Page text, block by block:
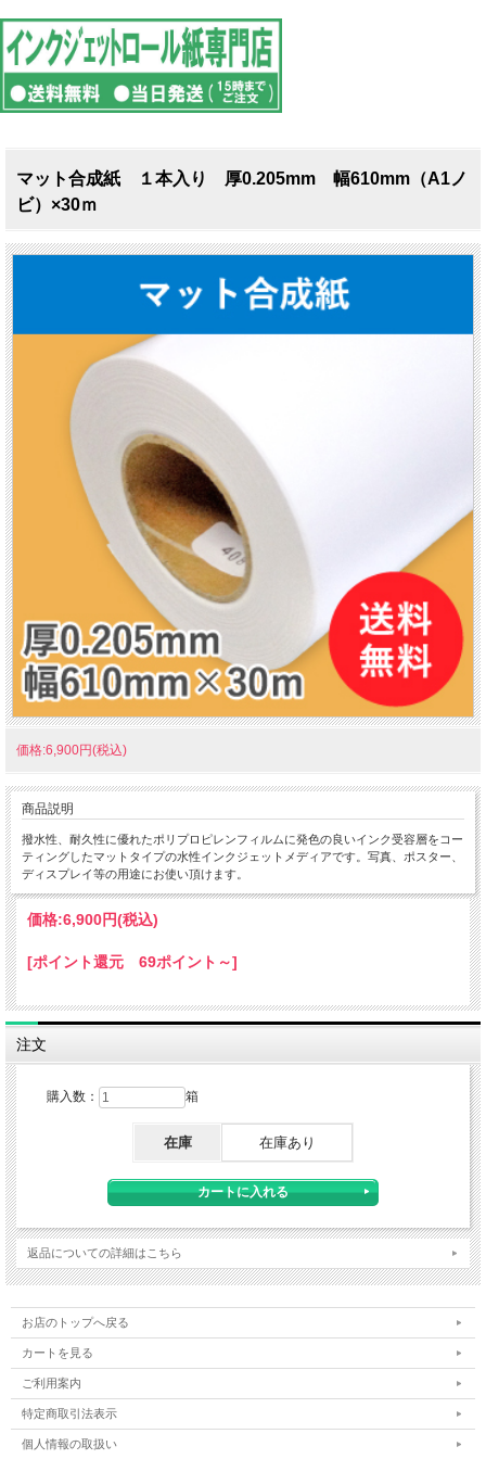
マット合成紙 １本入り 厚0.205mm 幅610mm（A1ノ
ビ）×30ｍ
価格:6,900円(税込)
商品説明
撥水性、耐久性に優れたポリプロピレンフィルムに発色の良いインク受容層をコー
ティングしたマットタイプの水性インクジェットメディアです。写真、ポスター、
ディスプレイ等の用途にお使い頂けます。
価格:6,900円(税込)
[ポイント還元 69ポイント～]
注文
購入数： 箱
在庫 在庫あり
返品についての詳細はこちら
お店のトップへ戻る
カートを見る
ご利用案内
特定商取引法表示
個人情報の取扱い